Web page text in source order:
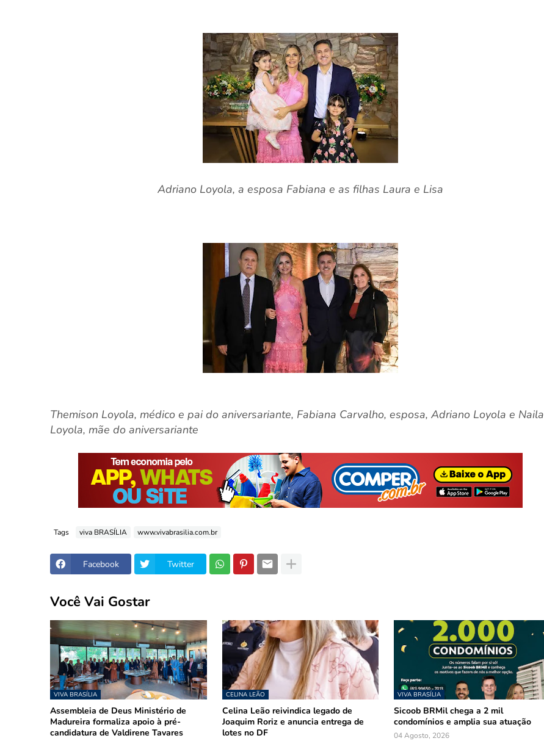
Adriano Loyola, a esposa Fabiana e as filhas Laura e Lisa
Themison Loyola, médico e pai do aniversariante, Fabiana Carvalho, esposa, Adriano Loyola e Naila
Loyola, mãe do aniversariante
Tags viva BRASÍLIA www.vivabrasilia.com.br
Facebook Twitter
Você Vai Gostar
VIVA BRASÍLIA
Assembleia de Deus Ministério de
Madureira formaliza apoio à pré-
candidatura de Valdirene Tavares
CELINA LEÃO
Celina Leão reivindica legado de
Joaquim Roriz e anuncia entrega de
lotes no DF
VIVA BRASÍLIA
Sicoob BRMil chega a 2 mil
condomínios e amplia sua atuação
04 Agosto, 2026